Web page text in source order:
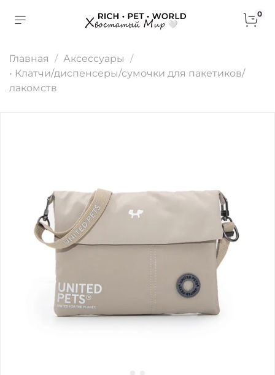
0
Главная
Аксессуары
• Клатчи/диспенсеры/сумочки для пакетиков/
лакомств